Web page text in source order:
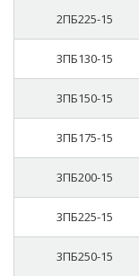
2ПБ225-15
3ПБ130-15
3ПБ150-15
3ПБ175-15
3ПБ200-15
3ПБ225-15
3ПБ250-15